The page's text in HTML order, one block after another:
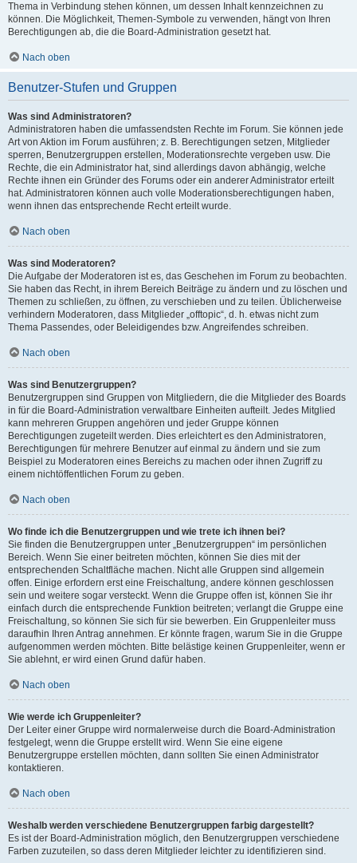
Thema in Verbindung stehen können, um dessen Inhalt kennzeichnen zu
können. Die Möglichkeit, Themen-Symbole zu verwenden, hängt von Ihren
Berechtigungen ab, die die Board-Administration gesetzt hat.
Nach oben
Benutzer-Stufen und Gruppen
Was sind Administratoren?
Administratoren haben die umfassendsten Rechte im Forum. Sie können jede
Art von Aktion im Forum ausführen; z. B. Berechtigungen setzen, Mitglieder
sperren, Benutzergruppen erstellen, Moderationsrechte vergeben usw. Die
Rechte, die ein Administrator hat, sind allerdings davon abhängig, welche
Rechte ihnen ein Gründer des Forums oder ein anderer Administrator erteilt
hat. Administratoren können auch volle Moderationsberechtigungen haben,
wenn ihnen das entsprechende Recht erteilt wurde.
Nach oben
Was sind Moderatoren?
Die Aufgabe der Moderatoren ist es, das Geschehen im Forum zu beobachten.
Sie haben das Recht, in ihrem Bereich Beiträge zu ändern und zu löschen und
Themen zu schließen, zu öffnen, zu verschieben und zu teilen. Üblicherweise
verhindern Moderatoren, dass Mitglieder „offtopic“, d. h. etwas nicht zum
Thema Passendes, oder Beleidigendes bzw. Angreifendes schreiben.
Nach oben
Was sind Benutzergruppen?
Benutzergruppen sind Gruppen von Mitgliedern, die die Mitglieder des Boards
in für die Board-Administration verwaltbare Einheiten aufteilt. Jedes Mitglied
kann mehreren Gruppen angehören und jeder Gruppe können
Berechtigungen zugeteilt werden. Dies erleichtert es den Administratoren,
Berechtigungen für mehrere Benutzer auf einmal zu ändern und sie zum
Beispiel zu Moderatoren eines Bereichs zu machen oder ihnen Zugriff zu
einem nichtöffentlichen Forum zu geben.
Nach oben
Wo finde ich die Benutzergruppen und wie trete ich ihnen bei?
Sie finden die Benutzergruppen unter „Benutzergruppen“ im persönlichen
Bereich. Wenn Sie einer beitreten möchten, können Sie dies mit der
entsprechenden Schaltfläche machen. Nicht alle Gruppen sind allgemein
offen. Einige erfordern erst eine Freischaltung, andere können geschlossen
sein und weitere sogar versteckt. Wenn die Gruppe offen ist, können Sie ihr
einfach durch die entsprechende Funktion beitreten; verlangt die Gruppe eine
Freischaltung, so können Sie sich für sie bewerben. Ein Gruppenleiter muss
daraufhin Ihren Antrag annehmen. Er könnte fragen, warum Sie in die Gruppe
aufgenommen werden möchten. Bitte belästige keinen Gruppenleiter, wenn er
Sie ablehnt, er wird einen Grund dafür haben.
Nach oben
Wie werde ich Gruppenleiter?
Der Leiter einer Gruppe wird normalerweise durch die Board-Administration
festgelegt, wenn die Gruppe erstellt wird. Wenn Sie eine eigene
Benutzergruppe erstellen möchten, dann sollten Sie einen Administrator
kontaktieren.
Nach oben
Weshalb werden verschiedene Benutzergruppen farbig dargestellt?
Es ist der Board-Administration möglich, den Benutzergruppen verschiedene
Farben zuzuteilen, so dass deren Mitglieder leichter zu identifizieren sind.